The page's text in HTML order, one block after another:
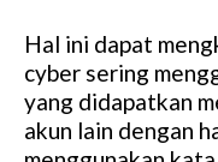
Hal ini dapat
cyber sering
yang didapatkan
akun lain dengan